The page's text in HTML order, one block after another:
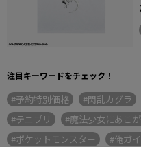
注目キーワードをチェック！
#予約特別価格 #閃乱カグラ
#テニプリ
#魔法少女にあこ
#ポケットモンスター
#俺ガ